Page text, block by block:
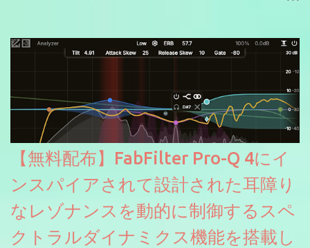
【無料配布】FabFilter Pro-Q 4にイ
ンスパイアされて設計された耳障り
なレゾナンスを動的に制御するスペ
クトラルダイナミクス機能を搭載し